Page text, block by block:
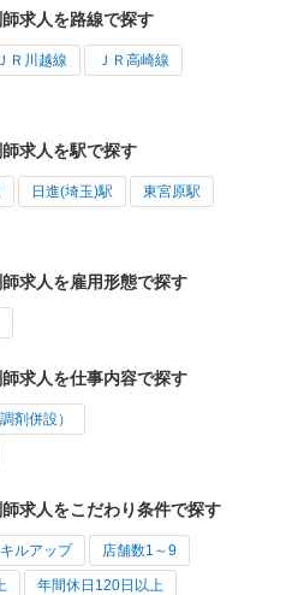
求人を路線で探す
ＪＲ川越線 ＪＲ高崎線
求人を駅で探す
日進(埼玉)駅 東宮原駅
求人を雇用形態で探す
求人を仕事内容で探す
剤併設）
求人をこだわり条件で探す
ルアップ 店舗数1～9
年間休日120日以上